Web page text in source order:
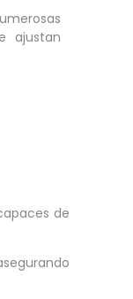
ajustan
de